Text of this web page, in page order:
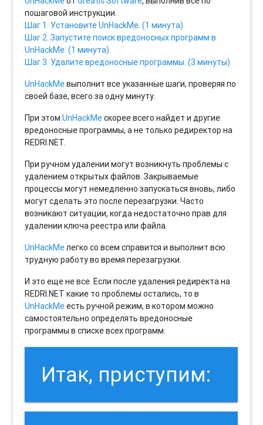
пошаговой инструкции.
Шаг 1. Установите UnHackMe. (1 минута)
Шаг 2. Запустите поиск вредоносных программ в
UnHackMe. (1 минута)
Шаг 3. Удалите вредоносные программы. (3 минуты)
UnHackMeвыполнит все указанные шаги, проверяя по
своей базе, всего за одну минуту.
При этомUnHackMeскорее всего найдет и другие
вредоносные программы, а не только редиректор на
REDRI.NET.
При ручном удалении могут возникнуть проблемы с
удалением открытых файлов. Закрываемые
процессы могут немедленно запускаться вновь, либо
могут сделать это после перезагрузки. Часто
возникают ситуации, когда недостаточно прав для
удалении ключа реестра или файла.
UnHackMeлегко со всем справится и выполнит всю
трудную работу во время перезагрузки.
И это еще не все. Если после удаления редиректа на
REDRI.NET какие то проблемы остались, то в
UnHackMeесть ручной режим, в котором можно
самостоятельно определять вредоносные
программы в списке всех программ.
Итак, приступим: